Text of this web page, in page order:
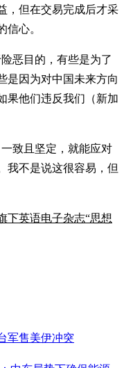
，但在交易完成后才采
信心。
恶目的，有些是为了
是因为对中国未来方向
果他们违反我们（新加
致且坚定，就能应对
我不是说这很容易，但
下英语电子杂志“思想
军售美伊冲突